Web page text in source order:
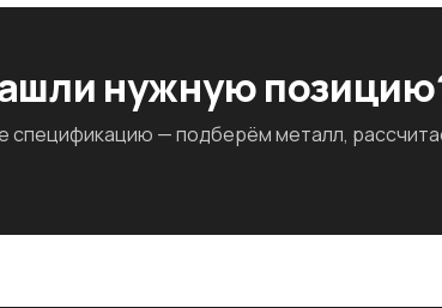
нужную
спецификацию — подберём металл,